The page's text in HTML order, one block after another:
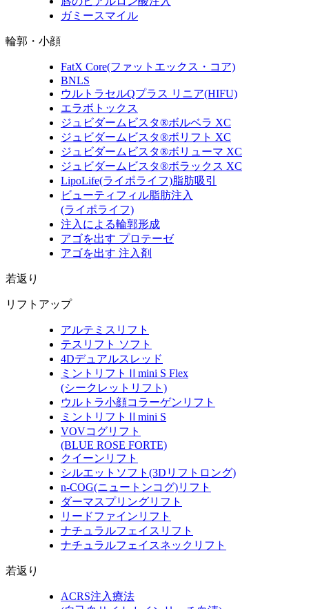
ガミースマイル
輪郭・小顔
FatX Core(ファットエックス・コア)
BNLS
ウルトラセルQプラス リニア(HIFU)
エラボトックス
ジュビダームビスタ®ボルベラ XC
ジュビダームビスタ®ボリフト XC
ジュビダームビスタ®ボリューマ XC
ジュビダームビスタ®ボラックス XC
LipoLife(ライポライフ)脂肪吸引
ビューティフィル脂肪注入
(ライポライフ)
注入による輪郭形成
アゴを出す プロテーゼ
アゴを出す 注入剤
若返り
リフトアップ
アルテミスリフト
テスリフト ソフト
4Dデュアルスレッド
ミントリフトⅡmini S Flex
(シークレットリフト)
ウルトラ小顔コラーゲンリフト
ミントリフトⅡmini S
VOVコグリフト
(BLUE ROSE FORTE)
クイーンリフト
シルエットソフト (3Dリフトロング)
n-COG(ニュートンコグ)リフト
ダーマスプリングリフト
リードファインリフト
ナチュラルフェイスリフト
ナチュラルフェイスネックリフト
若返り
ACRS注入療法